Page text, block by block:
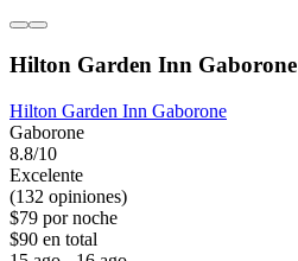
Hilton Garden Inn Gaborone
Hilton Garden Inn Gaborone
Gaborone
8.8/10
Excelente
(132 opiniones)
$79 por noche
$90 en total